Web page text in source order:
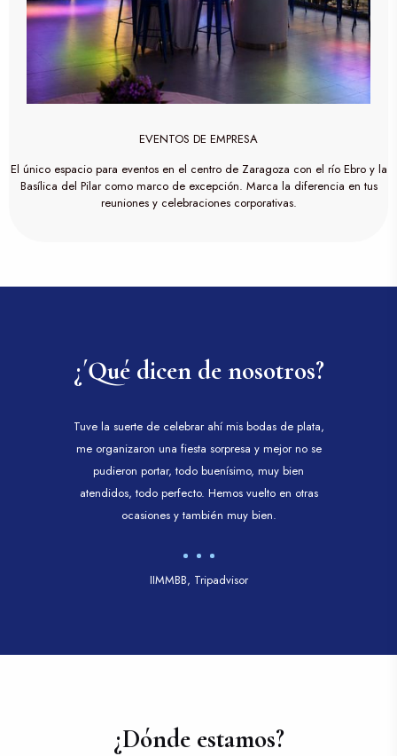
EVENTOS DE EMPRESA
El único espacio para eventos en el centro de Zaragoza con el río Ebro y la
Basílica del Pilar como marco de excepción. Marca la diferencia en tus
reuniones y celebraciones corporativas.
¿´Qué dicen de nosotros?
Tuve la suerte de celebrar ahí mis bodas de plata,
me organizaron una fiesta sorpresa y mejor no se
pudieron portar, todo buenísimo, muy bien
atendidos, todo perfecto. Hemos vuelto en otras
ocasiones y también muy bien.
IIMMBB, Tripadvisor
¿Dónde estamos?